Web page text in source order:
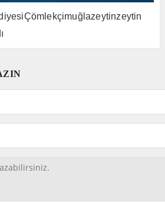
Çömlekçimuğlazeytinzeytin